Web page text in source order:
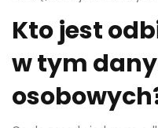
Kto jest
w tym